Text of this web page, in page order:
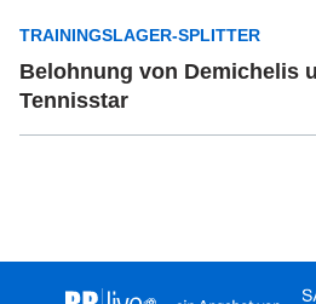
TRAININGSLAGER-SPLITTER
Belohnung von Demichelis
Tennisstar